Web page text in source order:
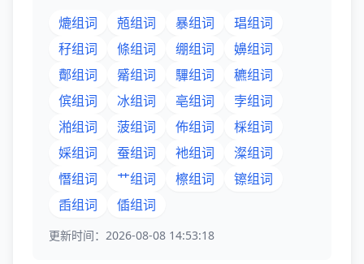
熝组词
兡组词 暴组词
琩组词
秄组词
條组词 绷组词
嬶组词
鄪组词
觱组词 驆组词
穮组词
傧组词
冰组词 亳组词
孛组词
湐组词
菠组词 佈组词
棌组词
婇组词
蚕组词 衪组词
澯组词
憯组词
艹组词 檫组词
镲组词
臿组词
偛组词
更新时间：2026-08-08 14:53:18